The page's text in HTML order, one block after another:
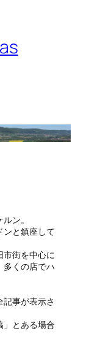
ン。
ンと鎮座して
市街を中心に
多くの店でハ
事が表示さ
とある場合